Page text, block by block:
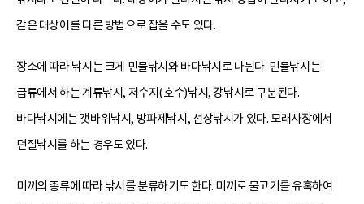
같은 대상어를 다른 방법으로 잡을 수도 있다.
장소에 따라 낚시는 크게 민물낚시와 바다낚시로 나뉜다. 민물낚시는
급류에서 하는 계류낚시, 저수지(호수)낚시, 강낚시로 구분된다.
바다낚시에는 갯바위낚시, 방파제낚시, 선상낚시가 있다. 모래사장에서
던질낚시를 하는 경우도 있다.
미끼의 종류에 따라 낚시를 분류하기도 한다. 미끼로 물고기를 유혹하여